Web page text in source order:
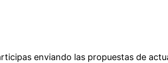
enviando las propuestas de